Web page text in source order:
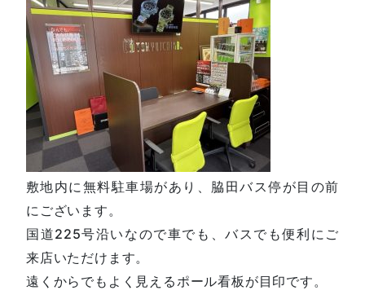
敷地内に無料駐車場があり、脇田バス停が目の前
にございます。
国道225号沿いなので車でも、バスでも便利にご
来店いただけます。
遠くからでもよく見えるポール看板が目印です。